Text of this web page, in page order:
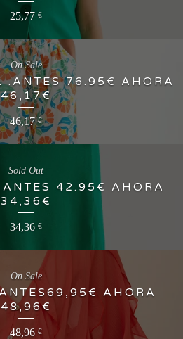
25,77 €
.ANTES 76.95€ AHORA
46,17€
46,17€
On Sale
42.95€ AHORA
34,36€
34,36 €
Sold Out
AHORA
48,96€
48,96 €
On Sale